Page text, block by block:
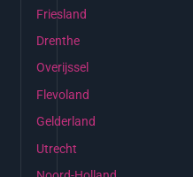
Friesland
Drenthe
Overijssel
Flevoland
Gelderland
Utrecht